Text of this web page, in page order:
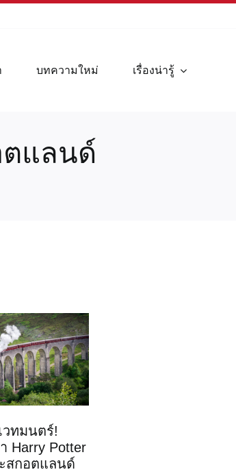
บทความใหม่ เรื่องน่ารู้
ตแลนด์
วทมนตร์!
Harry Potter
สกอตแลนด์